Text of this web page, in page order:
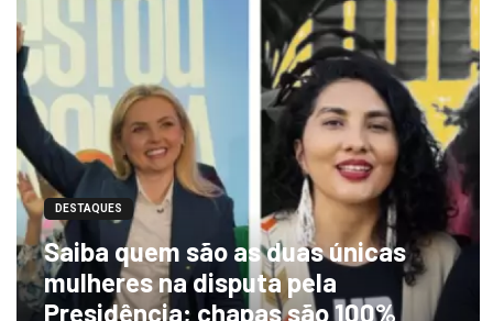
DESTAQUES
Saiba quem são as duas únicas
mulheres na disputa pela
Presidência; chapas são 100%